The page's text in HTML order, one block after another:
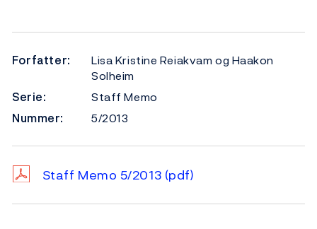
Forfatter:
Lisa Kristine Reiakvam og Haakon
Solheim
Serie:
Staff Memo
Nummer:
5/2013
Staff Memo 5/2013 (pdf)